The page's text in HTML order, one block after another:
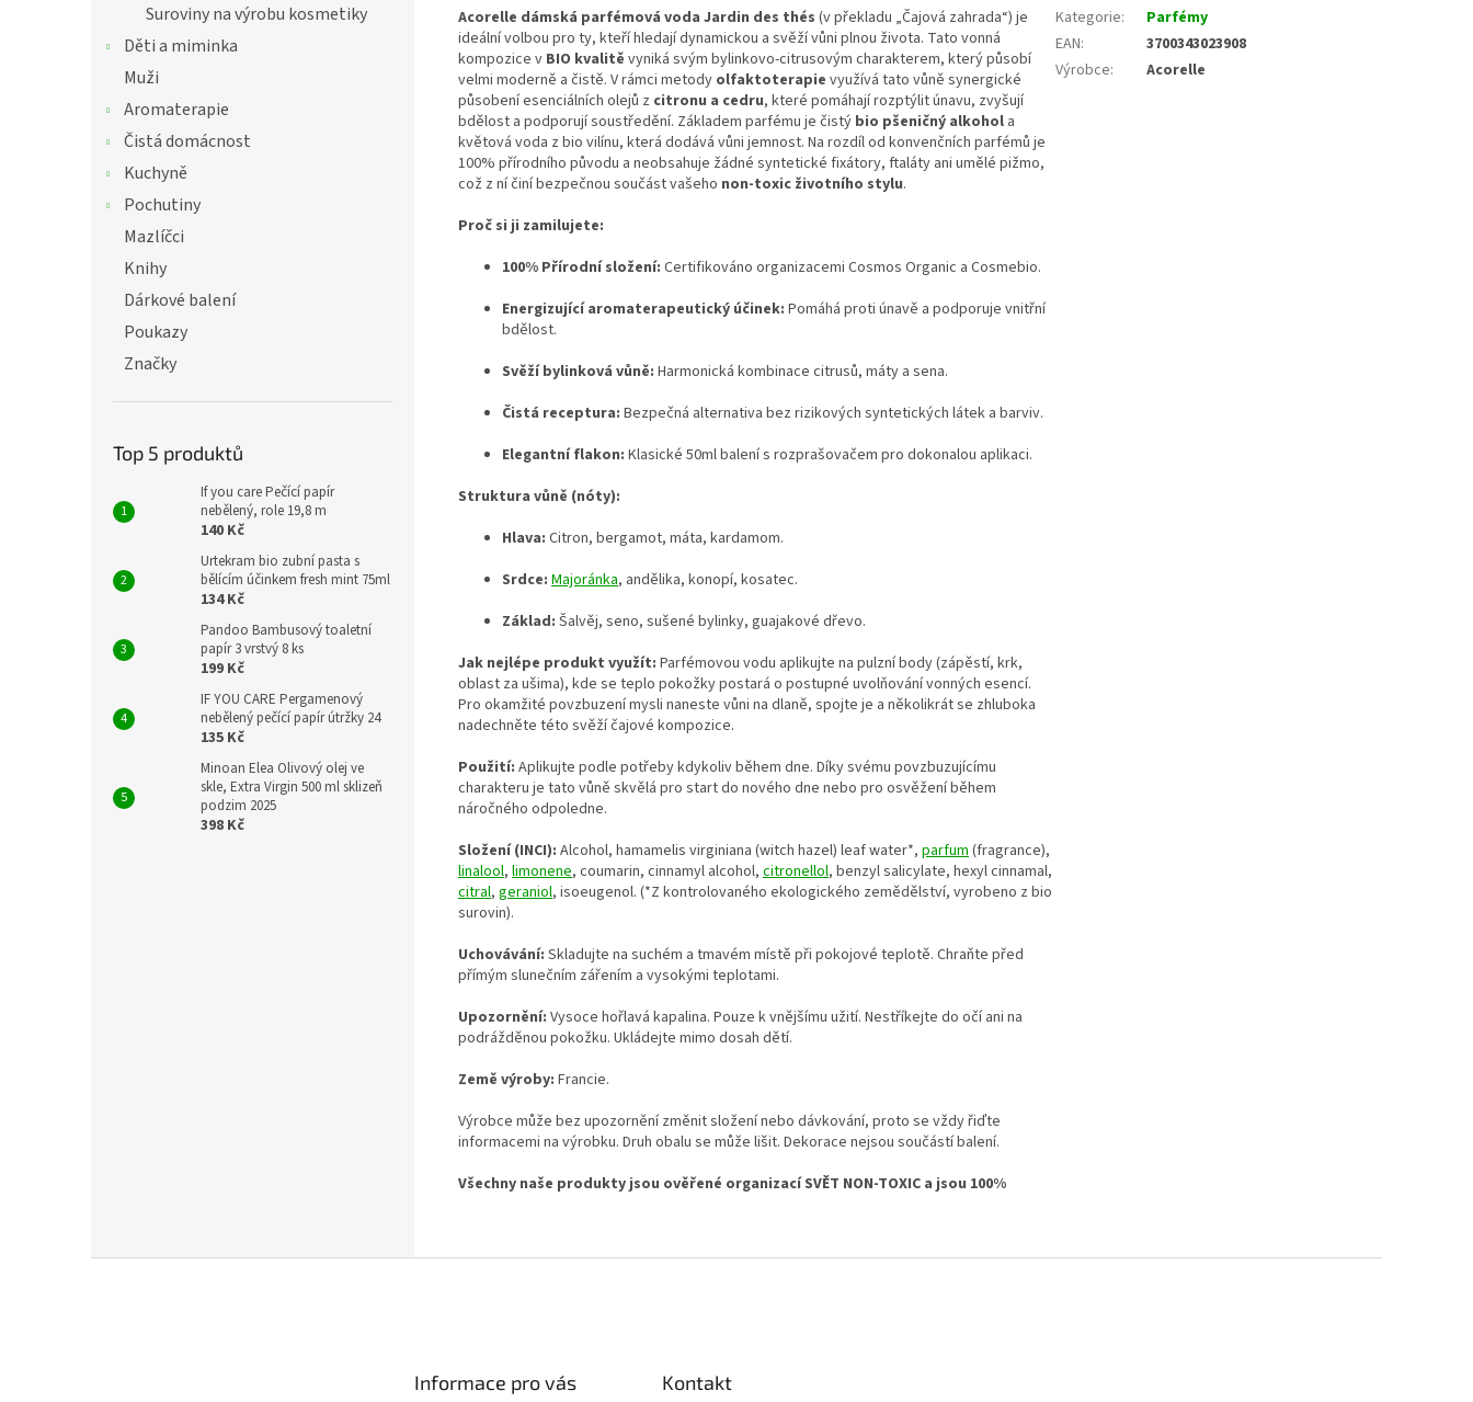
Suroviny na výrobu kosmetiky
Děti a miminka
Muži
Aromaterapie
Čistá domácnost
Kuchyně
Pochutiny
Mazlíčci
Knihy
Dárkové balení
Poukazy
Značky
Top 5 produktů
If you care Pečící papír
nebělený, role 19,8 m
140 Kč
Urtekram bio zubní pasta s
bělícím účinkem fresh mint 75ml
134 Kč
Pandoo Bambusový toaletní
papír 3 vrstvý 8 ks
199 Kč
IF YOU CARE Pergamenový
nebělený pečící papír útržky 24
135 Kč
Minoan Elea Olivový olej ve
skle, Extra Virgin 500 ml sklizeň
podzim 2025
398 Kč
Acorelle dámská parfémová voda Jardin des thés (v překladu „Čajová zahrada“) je
ideální volbou pro ty, kteří hledají dynamickou a svěží vůni plnou života. Tato vonná
kompozice v BIO kvalitě vyniká svým bylinkovo-citrusovým charakterem, který působí
velmi moderně a čistě. V rámci metody olfaktoterapie využívá tato vůně synergické
působení esenciálních olejů z citronu a cedru, které pomáhají rozptýlit únavu, zvyšují
bdělost a podporují soustředění. Základem parfému je čistý bio pšeničný alkohol a
květová voda z bio vilínu, která dodává vůni jemnost. Na rozdíl od konvenčních parfémů je
100% přírodního původu a neobsahuje žádné syntetické fixátory, ftaláty ani umělé pižmo,
což z ní činí bezpečnou součást vašeho non-toxic životního stylu.
Proč si ji zamilujete:
100% Přírodní složení: Certifikováno organizacemi Cosmos Organic a Cosmebio.
Energizující aromaterapeutický účinek: Pomáhá proti únavě a podporuje vnitřní
bdělost.
Svěží bylinková vůně: Harmonická kombinace citrusů, máty a sena.
Čistá receptura: Bezpečná alternativa bez rizikových syntetických látek a barviv.
Elegantní flakon: Klasické 50ml balení s rozprašovačem pro dokonalou aplikaci.
Struktura vůně (nóty):
Hlava: Citron, bergamot, máta, kardamom.
Srdce: Majoránka, andělika, konopí, kosatec.
Základ: Šalvěj, seno, sušené bylinky, guajakové dřevo.
Jak nejlépe produkt využít: Parfémovou vodu aplikujte na pulzní body (zápěstí, krk,
oblast za ušima), kde se teplo pokožky postará o postupné uvolňování vonných esencí.
Pro okamžité povzbuzení mysli naneste vůni na dlaně, spojte je a několikrát se zhluboka
nadechněte této svěží čajové kompozice.
Použití: Aplikujte podle potřeby kdykoliv během dne. Díky svému povzbuzujícímu
charakteru je tato vůně skvělá pro start do nového dne nebo pro osvěžení během
náročného odpoledne.
Složení (INCI): Alcohol, hamamelis virginiana (witch hazel) leaf water*, parfum(fragrance),
linalool, limonene, coumarin, cinnamyl alcohol, citronellol, benzyl salicylate, hexyl cinnamal,
citral, geraniol, isoeugenol. (*Z kontrolovaného ekologického zemědělství, vyrobeno z bio
surovin).
Uchovávání: Skladujte na suchém a tmavém místě při pokojové teplotě. Chraňte před
přímým slunečním zářením a vysokými teplotami.
Upozornění: Vysoce hořlavá kapalina. Pouze k vnějšímu užití. Nestříkejte do očí ani na
podrážděnou pokožku. Ukládejte mimo dosah dětí.
Země výroby: Francie.
Výrobce může bez upozornění změnit složení nebo dávkování, proto se vždy řiďte
informacemi na výrobku. Druh obalu se může lišit. Dekorace nejsou součástí balení.
Všechny naše produkty jsou ověřené organizací SVĚT NON-TOXIC a jsou 100%
Kategorie:
Parfémy
EAN:
3700343023908
Výrobce: Acorelle
Informace pro vás Kontakt